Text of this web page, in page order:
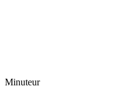
Minuteur